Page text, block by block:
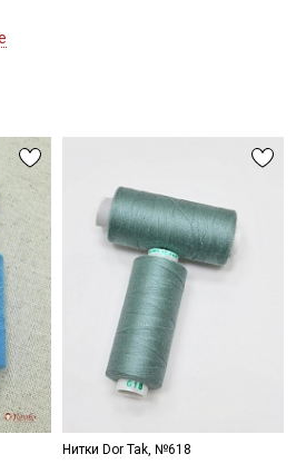
— наш менеджер подберет для
вашего монитора.
Нитки Dor Tak, №618
на обработку персональных
рекламных и